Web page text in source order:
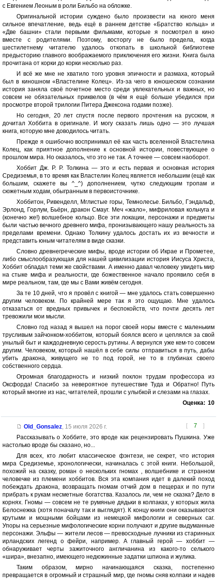
с Евгением Леоным в роли Бильбо на обложке.
Оригинальной истории суждено было произвести на юного меня
сильное впечатление, ведь ещё в раннем детстве «Братство кольца» и
«Две башни» стали первыми фильмами, которые я посмотрел в кино
вместе с родителями. Поэтому, восторгу не было предела, когда
шестилетнему читателю удалось откопать в школьной библиотеке
предысторию главного воображаемого приключения его жизни. Книга была
прочитана от корки до корки несколько раз.
И всё же мне не хватило того уровня эпичности и размаха, который
был в киношном «Властелине Колец». Из-за чего в юношеском сознании
история заняла своё почетное место среди увлекательных и важных, но
совсем не обязательных приквелов (в чём я ещё больше убедился при
просмотре второй трилогии Питера Джексона годами позже).
Но сегодня, 20 лет спустя после первого прочтения на русском, я
дочитал Хоббита в оригинале. И могу сказать лишь одно — это лучшая
книга, которую мне доводилось читать.
Прежде я ошибочно воспринимал её как часть вселенной Властелина
Колец, как приятное дополнение к основной истории, повествующее о
прошлом мира. Но оказалось, что это не так. А точнее — совсем наоборот.
Хоббит Дж. Р. Р. Толкина — это и есть первая и основная история
Средиземья, в то время как Властелин Колец является небольшим (ещё как
большим, скажете вы ^_^) дополнением, чутко следующим тропам и
сюжетным ходам, обыгранным в первоисточнике.
Хоббитон, Ривенделл, Мглистые горы, Темнолесье. Бильбо, Гэндальф,
Эрлонд, Горлум, Бьёрн, дракон Смауг. Меч «жало», мифриловая кольчуга и
(конечно же!) волшебное кольцо. Все эти локации, персонажи и предметы
были частью вечного древнего мифа, пронизывающего нашу реальность за
пределами времени. Однако Толкину удалось достать их из вечности и
представить юным читателям в виде сказки.
Словно древнегреческие мифы, вроде истории об Икрае и Прометее,
либо смыслообразующая для нашей цивилизации история Иисуса Христа,
Хоббит обладал теми же свойствами. А именно давал человеку увидеть мир
на стыке мифа и реальности, где божественное начало проявило себя в
мире реальном, там, где мы с Вами живём сегодня.
За те 10 дней, что я провёл с книгой — мне удалось стать совершенно
другим человеком. По крайней мере так я это ощущаю. Мне удалось
отказаться от вредных привычек и беспокойств, что почти десять лет
тревожили мои мысли.
Словно год назад я вышел на порог своей норы вместе с маленьким
трусливым зайчонком-хоббитом, который боялся всего и цеплялся за свой
унылый быт и каждодневную серость рутины. А вернулся уже кем-то совсем
другим. Человеком, который нашёл в себе силы отправиться в путь, дабы
убить дракона, живущего не то под горой, не то в глубинах своего
собственного сердца.
Огромная благодарность и низкий поклон трудам профессора из
Оксфорда! Спасибо за невероятное путешествие Туда и Обратно! Путь
который многие из нас, читателей, прошли с улыбкой и слезами на глазах.
Оценка: 10
[ 7 ]
Old_Gonsalez, 15 июля 2026 г.
Рассказывать о Хоббите, это вроде как рецензировать Пушкина. Уже
настолько вроде бы сказано, но...
Для всех, кто любит классическое фэнтези, не секрет, что история
мира Средиземье, хронологически, начиналась с этой книги. Небольшой,
похожий на сказку, роман о нескольких гномах , волшебнике и странном
человечке из племени хоббитов. Вся эта компания идет в далекий поход
побеждать дракона, возвращать гномам отчий дом в пещерах и по пути
прибрать к рукам несметные богатства. Казалось ли, чем не сказка? Дело в
корнях. Гномы — совсем не те румяные дядьки в колпаках, у которых жила
Белоснежка (хотя поначалу так и выглядят). К концу книги они оказываются
крутыми и мощными бойцами из немецкой мифологии и северных саг.
Упоры на серьезные мифологические корни получают и другие выдуманные
персонажи. Эльфы — жители лесов — превосходные лучники из старинных
ирландских легенд о фейри, например. А главный герой — хоббит —
обнаруживает черты зажиточного англичанина из какого-то селького
«шира», внезапно, имеющего недюжинные задатки шпиона и жулика.
Таким образом, мирно начинающаяся сказка, постепенно
превращается в огромный и страшный мир, где гномы сняв колпаки и надев